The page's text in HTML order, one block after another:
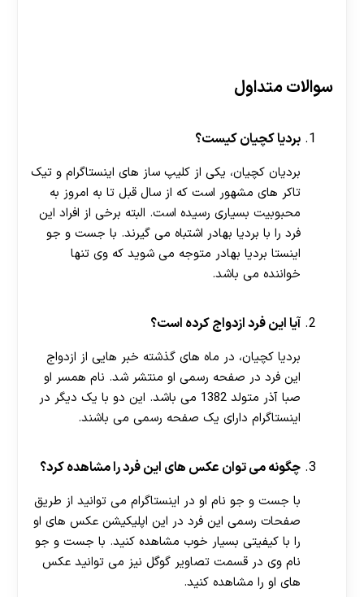
سوالات متداول
بردیا کچیان کیست؟
بردیان کچیان، یکی از کلیپ ساز های اینستاگرام و تیک
تاکر های مشهور است که از سال قبل تا به امروز به
محبوبیت بسیاری رسیده است. البته برخی از افراد این
فرد را با بردیا بهادر اشتباه می گیرند. با جست و جو
اینستا بردیا بهادر متوجه می شوید که وی تنها
خواننده می باشد.
آیا این فرد ازدواج کرده است؟
بردیا کچیان، در ماه های گذشته خبر هایی از ازدواج
این فرد در صفحه رسمی او منتشر شد. نام همسر او
صبا آذر متولد 1382 می باشد. این دو با یک دیگر در
اینستاگرام دارای یک صفحه رسمی می باشند.
چگونه می توان عکس های این فرد را مشاهده کرد؟
با جست و جو نام او در اینستاگرام می توانید از طریق
صفحات رسمی این فرد در این اپلیکیشن عکس های او
را با کیفیتی بسیار خوب مشاهده کنید. با جست و جو
نام وی در قسمت تصاویر گوگل نیز می توانید عکس
های او را مشاهده کنید.